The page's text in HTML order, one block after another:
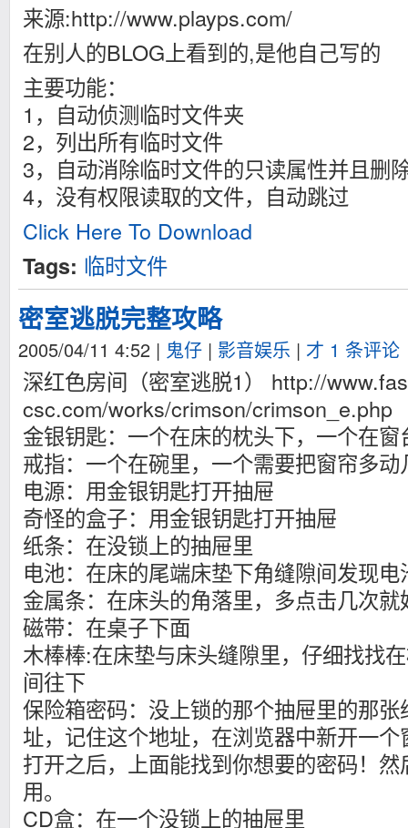
来源:http://www.playps.com/
在别人的BLOG上看到的,是他自己写的
主要功能：
1，自动侦测临时文件夹
2，列出所有临时文件
3，自动消除临时文件的只读属性并且删
4，没有权限读取的文件，自动跳过
Click Here To Download
Tags: 临时文件
密室逃脱完整攻略
2005/04/11 4:52 | 鬼仔 | 影音娱乐 | 才 1 条评论
深红色房间（密室逃脱1） http://
csc.com/works/crimson/crimson_e.php
金银钥匙：一个在床的枕头下，一个在窗
戒指：一个在碗里，一个需要把窗帘多
电源：用金银钥匙打开抽屉
奇怪的盒子：用金银钥匙打开抽屉
纸条：在没锁上的抽屉里
电池：在床的尾端床垫下角缝隙间发现电
金属条：在床头的角落里，多点击几次就
磁带：在桌子下面
木棒棒:在床垫与床头缝隙里，仔细找找
间往下
保险箱密码：没上锁的那个抽屉里的那
址，记住这个地址，在浏览器中新开一
打开之后，上面能找到你想要的密码！
用。
CD盒：在一个没锁上的抽屉里